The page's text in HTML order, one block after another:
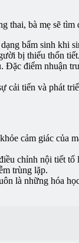
thai, bà mẹ sẽ
bẩm sinh khi
bị thiếu thốn
điểm nhuận
tiến và phát
cảm giác
chỉnh nội tiết tố
trùng lặp.
là những hóa